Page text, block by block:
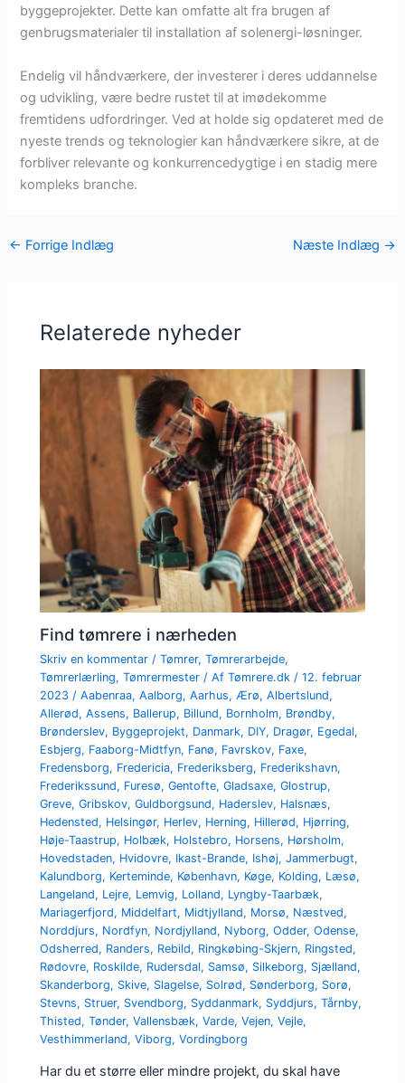
byggeprojekter. Dette kan omfatte alt fra brugen af
genbrugsmaterialer til installation af solenergi-løsninger.
Endelig vil håndværkere, der investerer i deres uddannelse
og udvikling, være bedre rustet til at imødekomme
fremtidens udfordringer. Ved at holde sig opdateret med de
nyeste trends og teknologier kan håndværkere sikre, at de
forbliver relevante og konkurrencedygtige i en stadig mere
kompleks branche.
← Forrige Indlæg Næste Indlæg →
Relaterede nyheder
Find tømrere i nærheden
Skriv en kommentar /Tømrer,Tømrerarbejde,
Tømrerlærling,Tømrermester / AfTømrere.dk /12. februar
2023 /Aabenraa,Aalborg,Aarhus, Ærø,Albertslund,
Allerød,Assens, Ballerup, Billund, Bornholm, Brøndby,
Brønderslev, Byggeprojekt, Danmark, DIY, Dragør, Egedal,
Esbjerg, Faaborg-Midtfyn, Fanø, Favrskov, Faxe,
Fredensborg, Fredericia, Frederiksberg, Frederikshavn,
Frederikssund, Furesø,Gentofte,Gladsaxe,Glostrup,
Greve,Gribskov,Guldborgsund, Haderslev, Halsnæs,
Hedensted, Helsingør, Herlev, Herning, Hillerød, Hjørring,
Høje-Taastrup, Holbæk, Holstebro, Horsens, Hørsholm,
Hovedstaden, Hvidovre, Ikast-Brande, Ishøj,Jammerbugt,
Kalundborg, Kerteminde, København, Køge, Kolding, Læsø,
Langeland, Lejre, Lemvig, Lolland, Lyngby-Taarbæk,
Mariagerfjord, Middelfart, Midtjylland, Morsø, Næstved,
Norddjurs, Nordfyn, Nordjylland, Nyborg,Odder,Odense,
Odsherred, Randers, Rebild, Ringkøbing-Skjern, Ringsted,
Rødovre, Roskilde, Rudersdal, Samsø, Silkeborg, Sjælland,
Skanderborg, Skive, Slagelse, Solrød, Sønderborg, Sorø,
Stevns, Struer, Svendborg, Syddanmark, Syddjurs,Tårnby,
Thisted,Tønder,Vallensbæk,Varde,Vejen,Vejle,
Vesthimmerland,Viborg,Vordingborg
Har du et større eller mindre projekt, du skal have